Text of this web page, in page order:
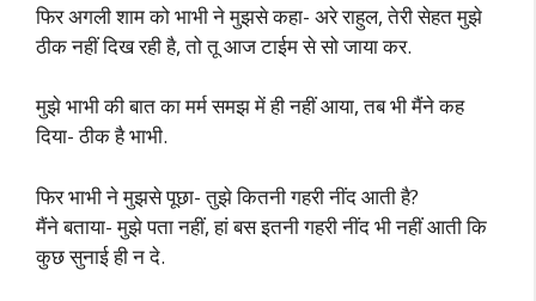
फिर अगली शाम को भाभी ने मुझसे कहा- अरे राहुल, तेरी सेहत मुझे
ठीक नहीं दिख रही है, तो तू आज टाईम से सो जाया कर.
मुझे भाभी की बात का मर्म समझ में ही नहीं आया, तब भी मैंने कह
दिया- ठीक है भाभी.
फिर भाभी ने मुझसे पूछा- तुझे कितनी गहरी नींद आती है?
मैंने बताया- मुझे पता नहीं, हां बस इतनी गहरी नींद भी नहीं आती कि
कुछ सुनाई ही न दे.